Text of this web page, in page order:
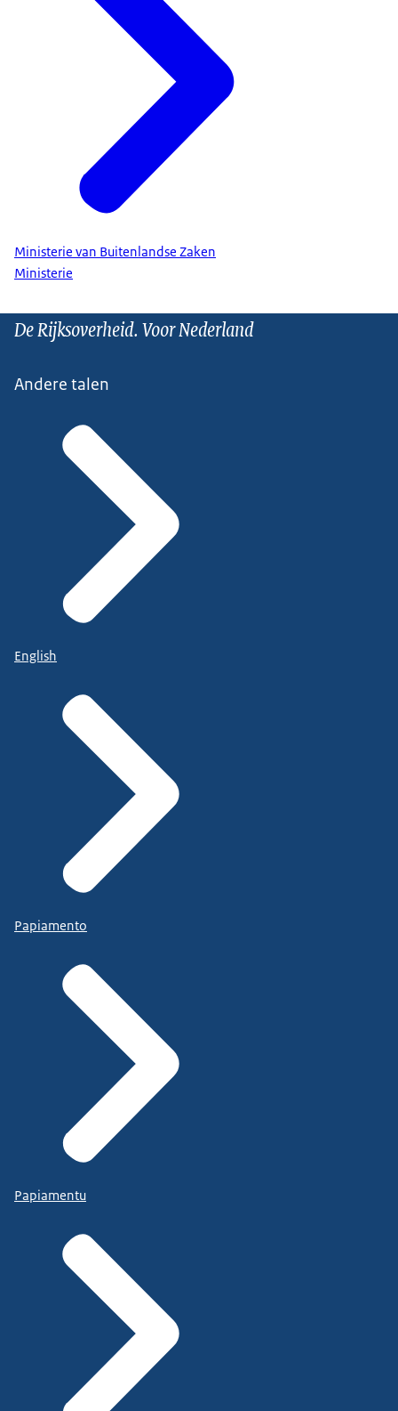
Ministerie van Buitenlandse Zaken
Ministerie
De Rijksoverheid. Voor Nederland
Andere talen
English
Papiamento
Papiamentu